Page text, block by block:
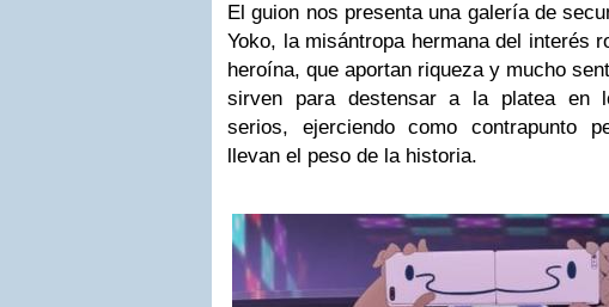
El guion nos presenta una galería de
Yoko, la misántropa hermana del interés
heroína, que aportan riqueza y mucho
sirven para destensar a la platea en
serios, ejerciendo como contrapunto
llevan el peso de la historia.